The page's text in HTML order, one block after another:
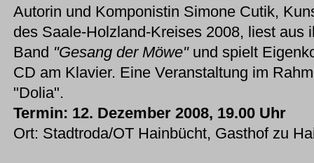
Autorin und Komponistin Simone Cutik,
des Saale-Holzland-Kreises 2008, liest aus
Band "Gesang der Möwe"und spielt
CD am Klavier. Eine Veranstaltung im
"Dolia".
Termin: 12. Dezember 2008, 19.00 Uhr
Ort: Stadtroda/OT Hainbücht, Gasthof zu